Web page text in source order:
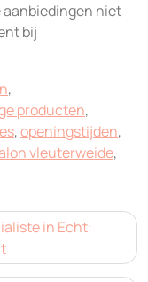
aanbiedingen niet
bij
,
producten,
,openingstijden,
vleuterweide,
in Echt: